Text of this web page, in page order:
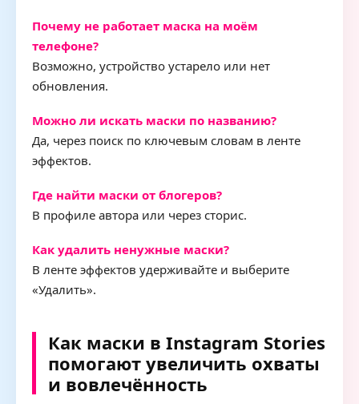
Почему не работает маска на моём
телефоне?
Возможно, устройство устарело или нет
обновления.
Можно ли искать маски по названию?
Да, через поиск по ключевым словам в ленте
эффектов.
Где найти маски от блогеров?
В профиле автора или через сторис.
Как удалить ненужные маски?
В ленте эффектов удерживайте и выберите
«Удалить».
Как маски в Instagram Stories
помогают увеличить охваты
и вовлечённость